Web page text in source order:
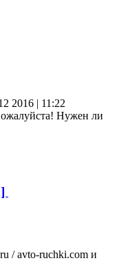
2016 | 11:22
Нужен ли
/ avto-ruchki.com и